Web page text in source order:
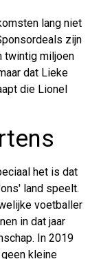
lang niet
zijn
twintig miljoen
dat Lieke
die Lionel
het is dat
land speelt.
voetballer
in dat jaar
In 2019
kleine